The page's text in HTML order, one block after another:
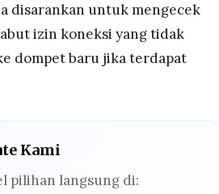
disarankan untuk mengecek
izin koneksi yang tidak
dompet baru jika terdapat
Kami
pilihan langsung di: